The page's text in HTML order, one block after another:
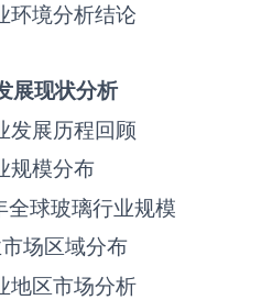
环境分析结论
展现状分析
发展历程回顾
规模分布
全球‌‌‌‌玻璃‌‌‌‌‌‌‌‌‌‌‌‌‌行业规模
场区域分布
地区市场分析